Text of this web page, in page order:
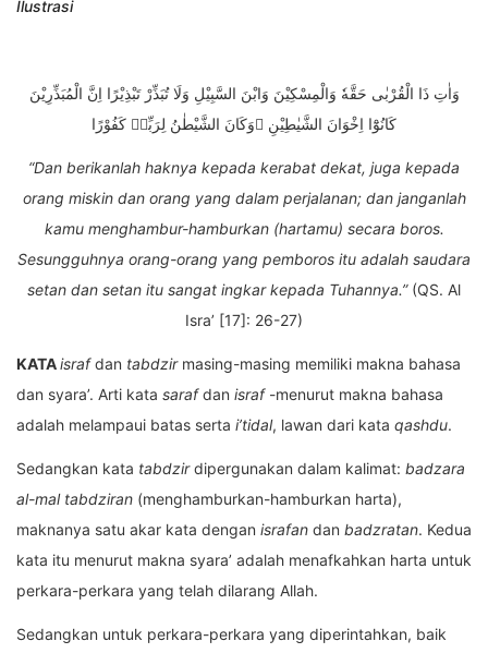
Ilustrasi
وَاٰتِ ذَا الْقُرْبٰى حَقَّهٗ وَالْمِسْكِيْنَ وَابْنَ السَّبِيْلِ وَلَا تُبَذِّرْ تَبْذِيْرًا اِنَّ الْمُبَذِّرِيْنَ
كَانُوْٓا اِخْوَانَ الشَّيٰطِيْنِ ۗوَكَانَ الشَّيْطٰنُ لِرَبِّهٖ كَفُوْرًا
“Dan berikanlah haknya kepada kerabat dekat, juga kepada
orang miskin dan orang yang dalam perjalanan; dan janganlah
kamu menghambur-hamburkan (hartamu) secara boros.
Sesungguhnya orang-orang yang pemboros itu adalah saudara
setan dan setan itu sangat ingkar kepada Tuhannya.”(QS. Al
Isra’ [17]: 26-27)
KATAisrafdan tabdzirmasing-masing memiliki makna bahasa
dan syara’. Arti kata sarafdan israf-menurut makna bahasa
adalah melampaui batas serta i’tidal, lawan dari kata qashdu.
Sedangkan kata tabdzirdipergunakan dalam kalimat: badzara
al-mal tabdziran (menghamburkan-hamburkan harta),
maknanya satu akar kata dengan israfan dan badzratan. Kedua
kata itu menurut makna syara’ adalah menafkahkan harta untuk
perkara-perkara yang telah dilarang Allah.
Sedangkan untuk perkara-perkara yang diperintahkan, baik